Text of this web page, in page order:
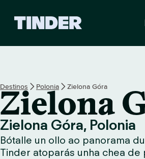
H
o
m
Destinos Polonia Zielona Góra
Zielona
Zielona Góra, Polonia
Bótalle un ollo ao panorama
Tinder atoparás unha chea de